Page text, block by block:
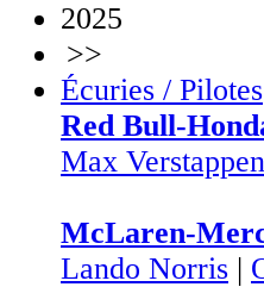
2025
>>
Écuries / Pilotes
Red Bull-
Max Verstappen
McLaren-
Lando Norris |